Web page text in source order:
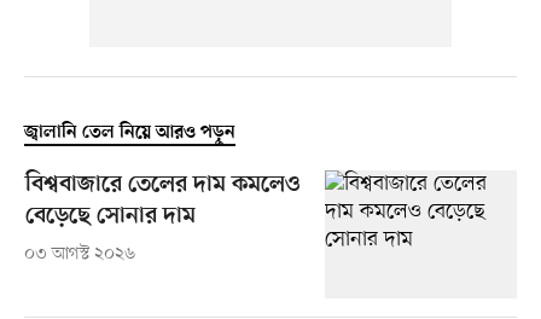
জ্বালানি তেল নিয়ে আরও পড়ুন
বিশ্ববাজারে তেলের দাম কমলেও
বেড়েছে সোনার দাম
০৩ আগস্ট ২০২৬